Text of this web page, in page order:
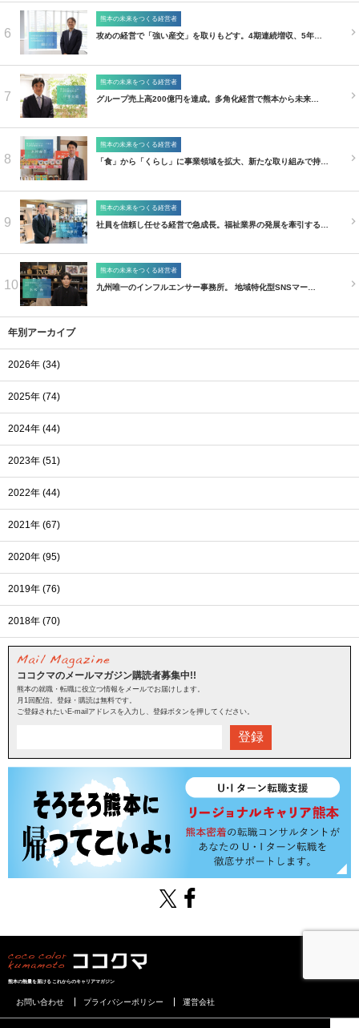
6
熊本の未来をつくる経営者
攻めの経営で「強い産交」を取りもどす。4期連続増収、5年…
7
熊本の未来をつくる経営者
グループ売上高200億円を達成。多角化経営で熊本から未来…
8
熊本の未来をつくる経営者
「食」から「くらし」に事業領域を拡大、新たな取り組みで持…
9
熊本の未来をつくる経営者
社員を信頼し任せる経営で急成長。福祉業界の発展を牽引する…
10
熊本の未来をつくる経営者
九州唯一のインフルエンサー事務所。 地域特化型SNSマー…
年別アーカイブ
2026年 (34)
2025年 (74)
2024年 (44)
2023年 (51)
2022年 (44)
2021年 (67)
2020年 (95)
2019年 (76)
2018年 (70)
ココクマのメールマガジン購読者募集中!!
熊本の就職・転職に役立つ情報をメールでお届けします。
月1回配信。登録・購読は無料です。
ご登録されたいE-mailアドレスを入力し、登録ボタンを押してください。
登録
熊本の熱量を届けるこれからのキャリアマガジン
お問い合わせ プライバシーポリシー 運営会社